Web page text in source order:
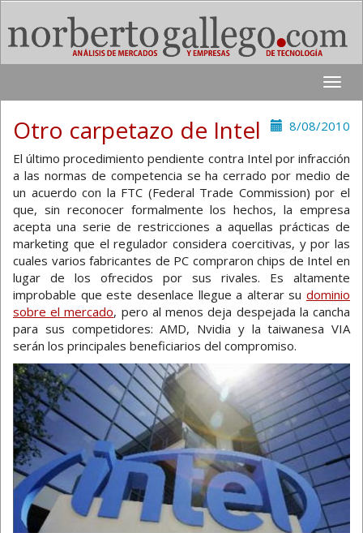
Toggle
8/08/2010
Otro carpetazo de Intel
El último procedimiento pendiente contra Intel por infracción
a las normas de competencia se ha cerrado por medio de
un acuerdo con la FTC (Federal Trade Commission) por el
que, sin reconocer formalmente los hechos, la empresa
acepta una serie de restricciones a aquellas prácticas de
marketing que el regulador considera coercitivas, y por las
cuales varios fabricantes de PC compraron chips de Intel en
lugar de los ofrecidos por sus rivales. Es altamente
improbable que este desenlace llegue a alterar su dominio
sobre el mercado, pero al menos deja despejada la cancha
para sus competidores: AMD, Nvidia y la taiwanesa VIA
serán los principales beneficiarios del compromiso.